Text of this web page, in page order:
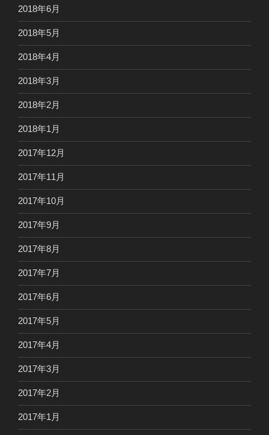
2018年6月
2018年5月
2018年4月
2018年3月
2018年2月
2018年1月
2017年12月
2017年11月
2017年10月
2017年9月
2017年8月
2017年7月
2017年6月
2017年5月
2017年4月
2017年3月
2017年2月
2017年1月